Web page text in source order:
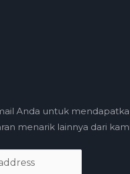
Anda untuk
menarik lainnya dari